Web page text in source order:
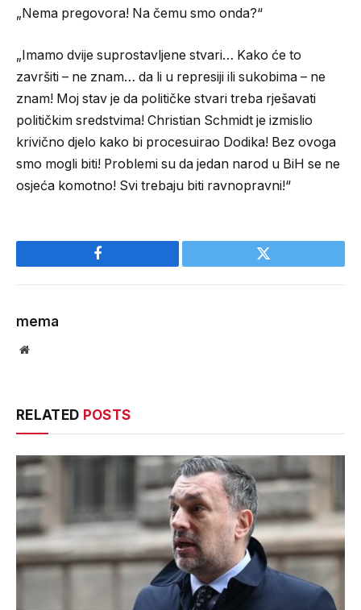
„Nema pregovora! Na čemu smo onda?“
„Imamo dvije suprostavljene stvari… Kako će to
završiti – ne znam… da li u represiji ili sukobima – ne
znam! Moj stav je da političke stvari treba rješavati
političkim sredstvima! Christian Schmidt je izmislio
krivično djelo kako bi procesuirao Dodika! Bez ovoga
smo mogli biti! Problemi su da jedan narod u BiH se ne
osjeća komotno! Svi trebaju biti ravnopravni!“
Facebook Twitter
mema
Website
RELATED POSTS